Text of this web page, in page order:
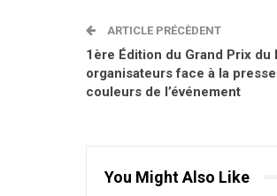
ARTICLE PRÉCÈDENT
1ère Édition du Grand Prix du
organisateurs face à la
couleurs de l’événement
You Might Also Like